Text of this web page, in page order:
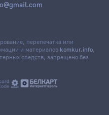
перепечатка или
и материалов komkur.info,
средств, запрещено без